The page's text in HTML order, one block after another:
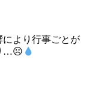
より行事ごとが
…☹